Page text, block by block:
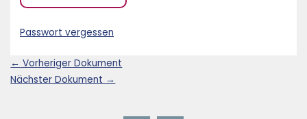
Passwort vergessen
← Vorheriger Dokument
Nächster Dokument →